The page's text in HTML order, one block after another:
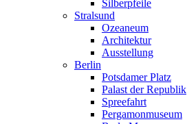
Silvester Hamburg 2014
Silvester 2015
Saalburg
Kloster Eberbach
Dänemark
Silberpfeile
Stralsund
Ozeaneum
Architektur
Ausstellung
Berlin
Potsdamer Platz
Palast der Republik
Spreefahrt
Pergamonmuseum